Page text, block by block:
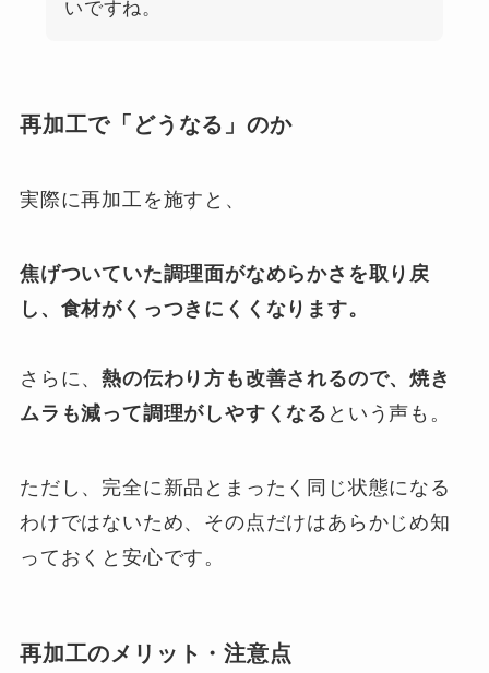
いですね。
再加工で「どうなる」のか
実際に再加工を施すと、
焦げついていた調理面がなめらかさを取り戻
し、食材がくっつきにくくなります。
さらに、熱の伝わり方も改善されるので、焼き
ムラも減って調理がしやすくなる という声も。
ただし、完全に新品とまったく同じ状態になる
わけではないため、その点だけはあらかじめ知
っておくと安心です。
再加工のメリット・注意点